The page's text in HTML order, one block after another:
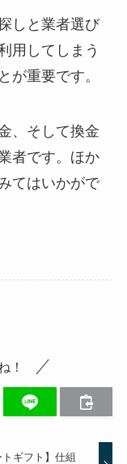
しと業者選び
用してしまう
が重要です。
、そして換金
者です。ほか
てはいかがで
！
トギフト】仕組